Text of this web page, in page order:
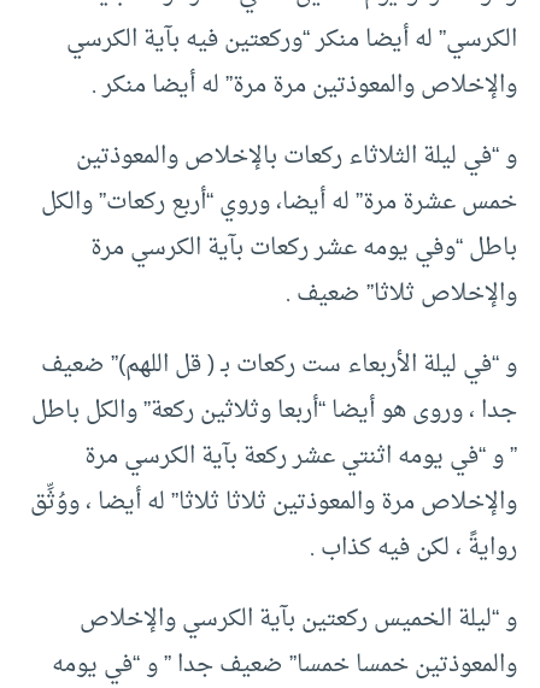
الكرسي” له أيضا منكر “وركعتين فيه بآية الكرسي
والإخلاص والمعوذتين مرة مرة” له أيضا منكر .
و “في ليلة الثلاثاء ركعات بالإخلاص والمعوذتين
خمس عشرة مرة” له أيضا، وروي “أربع ركعات” والكل
باطل “وفي يومه عشر ركعات بآية الكرسي مرة
والإخلاص ثلاثا” ضعيف .
و “في ليلة الأربعاء ست ركعات بـ ( قل اللهم)” ضعيف
جدا ، وروى هو أيضا “أربعا وثلاثين ركعة” والكل باطل
” و “في يومه اثنتي عشر ركعة بآية الكرسي مرة
والإخلاص مرة والمعوذتين ثلاثا ثلاثا” له أيضا ، ووُثِّق
روايةً ، لكن فيه كذاب .
و “ليلة الخميس ركعتين بآية الكرسي والإخلاص
والمعوذتين خمسا خمسا” ضعيف جدا ” و “في يومه